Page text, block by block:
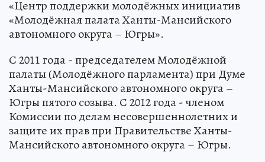
«Центр поддержки молодёжных инициатив
«Молодёжная палата Ханты-Мансийского
автономного округа – Югры».
С 2011 года - председателем Молодёжной
палаты (Молодёжного парламента) при Думе
Ханты-Мансийского автономного округа –
Югры пятого созыва. С 2012 года - членом
Комиссии по делам несовершеннолетних и
защите их прав при Правительстве Ханты-
Мансийского автономного округа – Югры.